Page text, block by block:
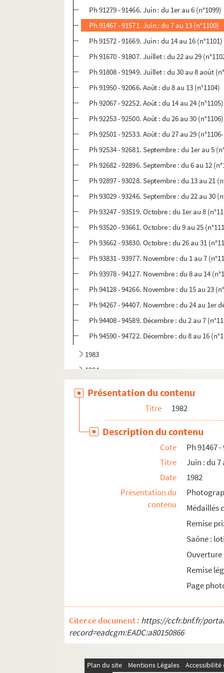
Ph 91279 - 91466. Juin : du 1er au 6 (n°1099)
Ph 91467 - 91571. Juin : du 7 au 13 (n°1100)
Ph 91572 - 91669. Juin : du 14 au 16 (n°1101)
Ph 91670 - 91807. Juillet : du 22 au 29
Ph 91808 - 91949. Juillet : du 30 au 8 août
Ph 91950 - 92066. Août : du 8 au 13 (n°1104)
Ph 92067 - 92252. Août : du 14 au 24 (n°1105)
Ph 92253 - 92500. Août : du 26 au 30 (n°1106)
Ph 92501 - 92533. Août : du 27 au 29
Ph 92534 - 92681. Septembre : du 1er au 5
Ph 92682 - 92896. Septembre : du 6 au 12
Ph 92897 - 93028. Septembre : du 13 au 21
Ph 93029 - 93246. Septembre : du 22 au 30
Ph 93247 - 93519. Octobre : du 1er au 8
Ph 93520 - 93661. Octobre : du 9 au 25
Ph 93662 - 93830. Octobre : du 26 au 31
Ph 93831 - 93977. Novembre : du 1 au 7
Ph 93978 - 94127. Novembre : du 8 au 14
Ph 94128 - 94266. Novembre : du 15 au 23
Ph 94267 - 94407. Novembre : du 24 au 1er
Ph 94408 - 94589. Décembre : du 2 au 7
Ph 94590 - 94722. Décembre : du 8 au 16
1983
1984
Présentation du contenu
Titre 1982
Description du contenu
Cote
Ph 91467 -
Titre
Juin : du 7
Date
1982
Présentation du
contenu
Médaillés
Remise
Saône :
Ouverture
Remise
Page
Citer ce document : https://ccfr.bnf.fr/
record=eadcgm:EADC:a80150866
Plan du site Mentions Légales